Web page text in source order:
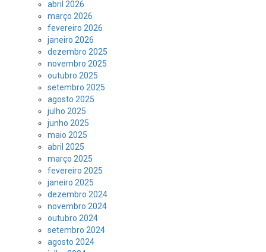
abril 2026
março 2026
fevereiro 2026
janeiro 2026
dezembro 2025
novembro 2025
outubro 2025
setembro 2025
agosto 2025
julho 2025
junho 2025
maio 2025
abril 2025
março 2025
fevereiro 2025
janeiro 2025
dezembro 2024
novembro 2024
outubro 2024
setembro 2024
agosto 2024